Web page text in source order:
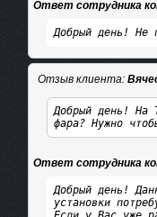
Ответ сотрудника
Добрый день! Не
Отзыв клиента:
Добрый день! На
фара? Нужно
Ответ сотрудника
Добрый день!
установки